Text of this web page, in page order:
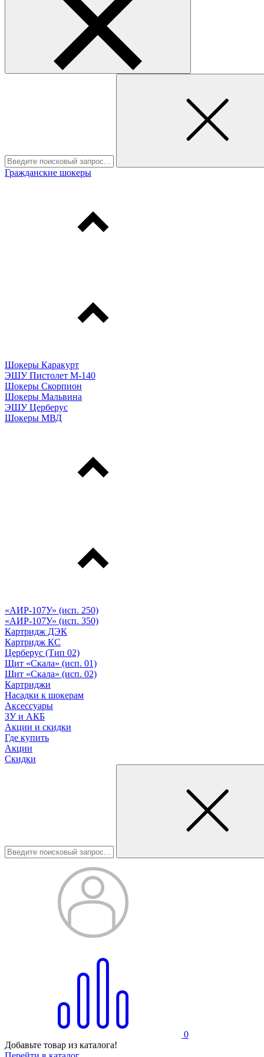
Гражданские шокеры
Шокеры Каракурт
ЭШУ Пистолет М-140
Шокеры Скорпион
Шокеры Мальвина
ЭШУ Церберус
Шокеры МВД
«АИР-107У» (исп. 250)
«АИР-107У» (исп. 350)
Картридж ДЭК
Картридж КС
Церберус (Тип 02)
Щит «Скала» (исп. 01)
Щит «Скала» (исп. 02)
Картриджи
Насадки к шокерам
Аксессуары
ЗУ и АКБ
Акции и скидки
Где купить
Акции
Скидки
0
Добавьте товар из каталога!